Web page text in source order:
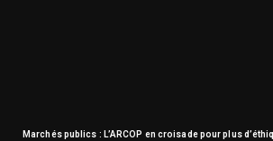
Marchés publics : L’ARCOP en croisade pour plus